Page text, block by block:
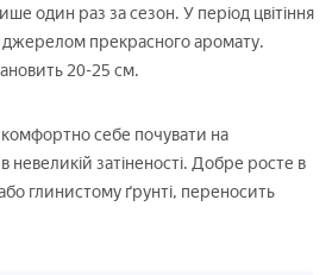
один раз за сезон. У період цвітіння
джерелом прекрасного аромату.
20-25 см.
себе почувати на
невеликій затіненості. Добре росте в
глинистому ґрунті, переносить